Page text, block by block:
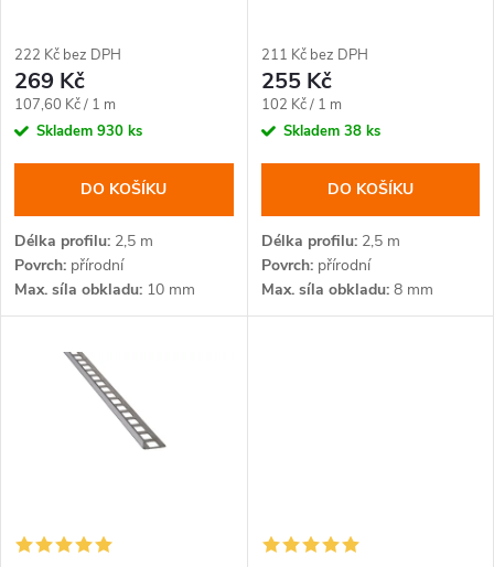
o
d
k
t
r
o
d
u
k
t
222 Kč bez DPH
269 Kč
Měrná
cena:
107,60 Kč / 1 m
Skladem 930 ks
DO KOŠÍKU
Délka profilu 2,5 m
Povrch přírodní
Max. síla obkladu 10 mm
211 Kč bez DPH
255 Kč
Měrná
cena:
102 Kč / 1 m
Skladem 38 ks
DO KOŠÍKU
Délka profilu2,5 m
Povrchpřírodní
Max. síla obkladu8 mm